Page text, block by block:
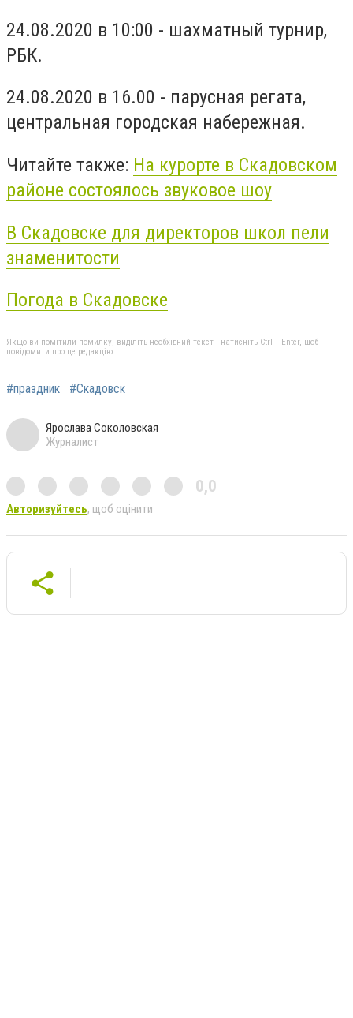
24.08.2020 в 10:00 - шахматный турнир,
РБК.
24.08.2020 в 16.00 - парусная регата,
центральная городская набережная.
Читайте также: На курорте в Скадовском
районе состоялось звуковое шоу
В Скадовске для директоров школ пели
знаменитости
Погода в Скадовске
Якщо ви помітили помилку, виділіть необхідний текст і натисніть Ctrl + Enter, щоб
повідомити про це редакцію
#праздник #Скадовск
Ярослава Соколовская
Журналист
0,0
Авторизуйтесь, щоб оцінити